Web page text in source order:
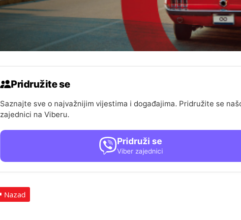
Pridružite se
Saznajte sve o najvažnijim vijestima i događajima. Pridružite se
zajednici na Viberu.
Pridruži se
Viber zajednici
Nazad